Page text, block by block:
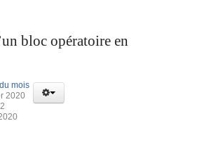
bloc opératoire en
mois
2020